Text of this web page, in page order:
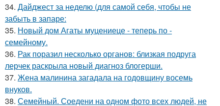
34. Дайджест за неделю (для самой себя, чтобы не
забыть в запаре:
35. Новый дом Агаты муцениеце - теперь по -
семейному.
36. Рак поразил несколько органов: близкая подруга
лерчек раскрыла новый диагноз блогерши.
37. Жена малинина загадала на годовщину восемь
внуков.
38. Семейный. Соедени на одном фото всех людей, не